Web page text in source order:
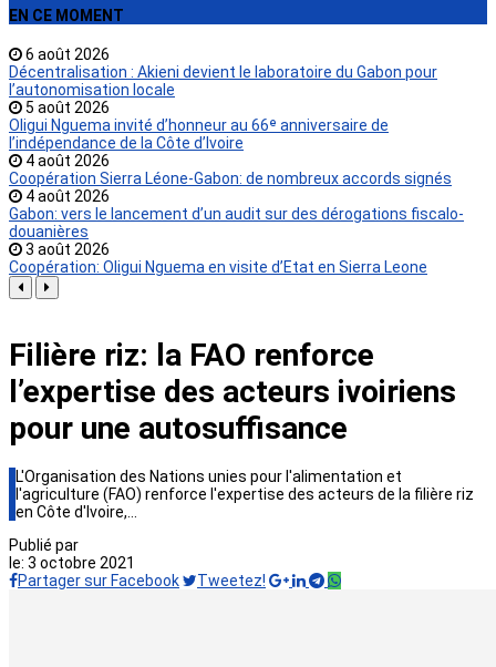
EN CE MOMENT
6 août 2026
Décentralisation : Akieni devient le laboratoire du Gabon pour
l’autonomisation locale
5 août 2026
Oligui Nguema invité d’honneur au 66ᵉ anniversaire de
l’indépendance de la Côte d’Ivoire
4 août 2026
Coopération Sierra Léone-Gabon: de nombreux accords signés
4 août 2026
Gabon: vers le lancement d’un audit sur des dérogations fiscalo-
douanières
3 août 2026
Coopération: Oligui Nguema en visite d’Etat en Sierra Leone
Filière riz: la FAO renforce
l’expertise des acteurs ivoiriens
pour une autosuffisance
L'Organisation des Nations unies pour l'alimentation et
l'agriculture (FAO) renforce l'expertise des acteurs de la filière riz
en Côte d'Ivoire,…
Publié par
le: 3 octobre 2021
Partager sur Facebook
Tweetez!